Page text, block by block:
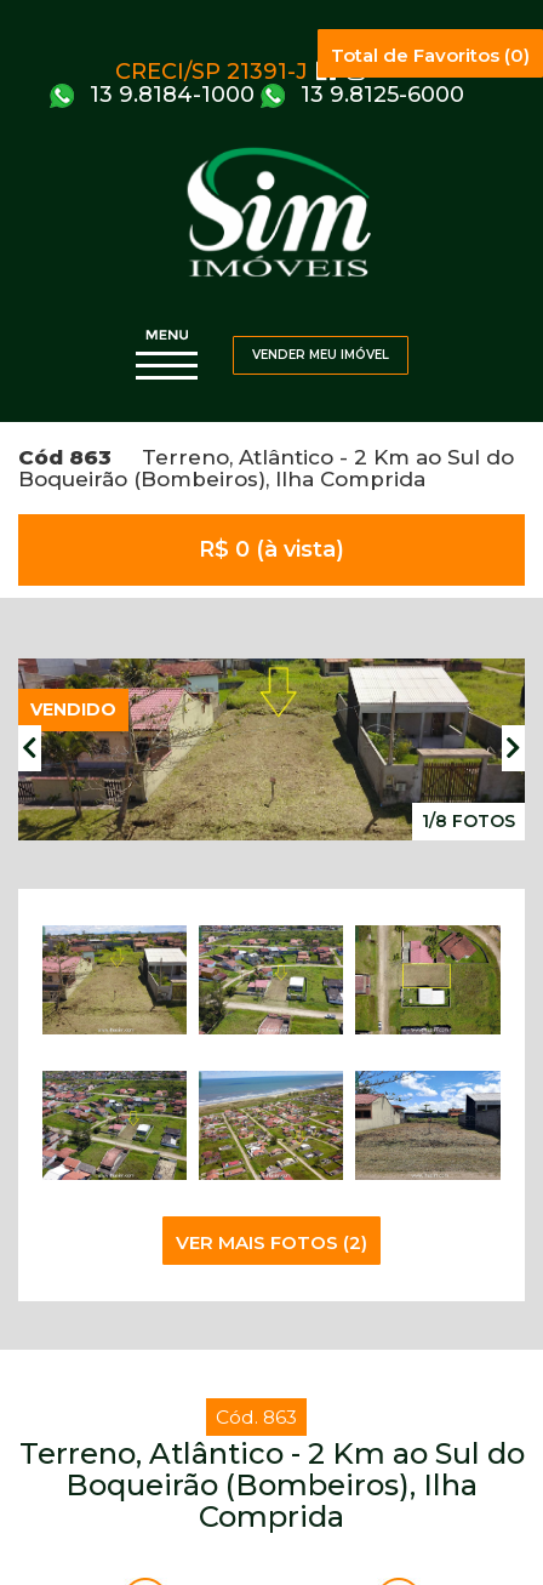
CRECI/SP 21391-J
13 9.8184-1000
13 9.8125-6000
Total de Favoritos (0)
VENDER MEU IMÓVEL
Cód 863 Terreno, Atlântico - 2 Km ao Sul do
Boqueirão (Bombeiros), Ilha Comprida
R$ 0 (à vista)
VENDIDO
1/8 FOTOS
VER MAIS FOTOS (2)
Cód. 863
Terreno, Atlântico - 2 Km ao Sul do
Boqueirão (Bombeiros), Ilha
Comprida